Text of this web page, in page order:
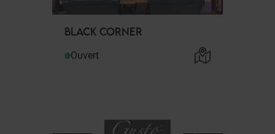
BLACK CORNER
Ouvert